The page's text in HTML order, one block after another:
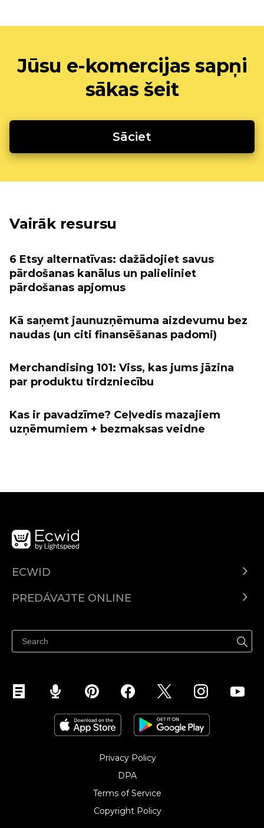
Jūsu e-komercijas sapņi
sākas šeit
Sāciet
Vairāk resursu
6 Etsy alternatīvas: dažādojiet savus
pārdošanas kanālus un palieliniet
pārdošanas apjomus
Kā saņemt jaunuzņēmuma aizdevumu bez
naudas (un citi finansēšanas padomi)
Merchandising 101: Viss, kas jums jāzina
par produktu tirdzniecību
Kas ir pavadzīme? Ceļvedis mazajiem
uzņēmumiem + bezmaksas veidne
ECWID
Cenník
PREDÁVAJTE ONLINE
Predávajte na Facebook
Predávať na Instagram
Privacy Policy
DPA
Terms of Service
Copyright Policy‎